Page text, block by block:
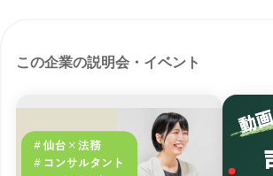
この企業の説明会・イベント